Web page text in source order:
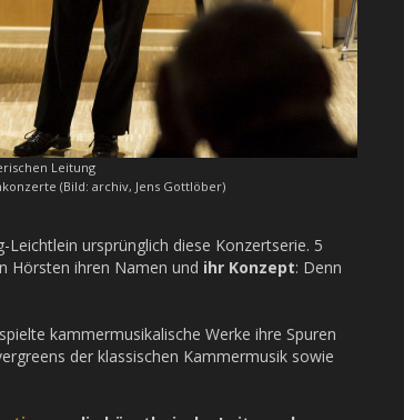
Leitung
(Bild: archiv, Jens Gottlöber)
ursprünglich diese Konzertserie. 5
Hörsten ihren Namen und ihr Konzept: Denn
kammermusikalische Werke ihre Spuren
der klassischen Kammermusik sowie